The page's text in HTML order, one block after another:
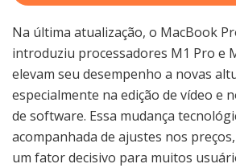
Na última atualização, o MacBook
introduziu processadores M1 Pro e
elevam seu desempenho a novas
especialmente na edição de vídeo e
de software. Essa mudança
acompanhada de ajustes nos
um fator decisivo para muitos